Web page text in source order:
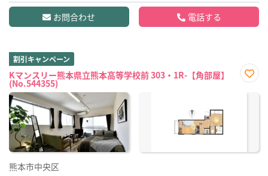
お問合わせ 電話する
割引キャンペーン
Kマンスリー熊本県立熊本高等学校前 303・1R-【角部屋】
(No.544355)
に入
熊本市中央区